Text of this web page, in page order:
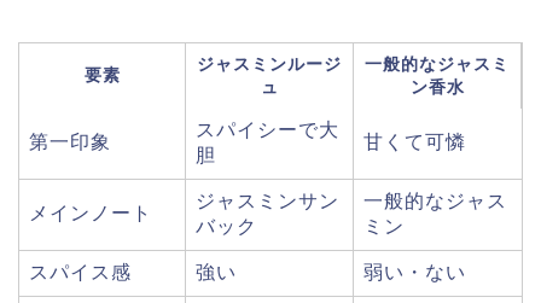
要素
ジャスミンルージ
ュ
一般的なジャスミ
ン香水
第一印象
スパイシーで大
胆
甘くて可憐
メインノート
ジャスミンサン
バック
一般的なジャス
ミン
スパイス感 強い 弱い・ない